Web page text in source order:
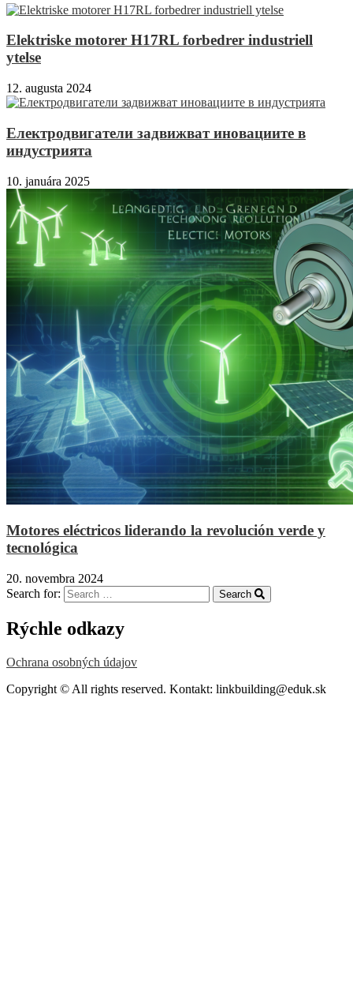
Elektriske motorer H17RL forbedrer industriell
ytelse
12. augusta 2024
Електродвигатели задвижват иновациите в
индустрията
10. januára 2025
Motores eléctricos liderando la revolución verde y
tecnológica
20. novembra 2024
Search for:
Search
Rýchle odkazy
Ochrana osobných údajov
Copyright © All rights reserved. Kontakt: linkbuilding@eduk.sk